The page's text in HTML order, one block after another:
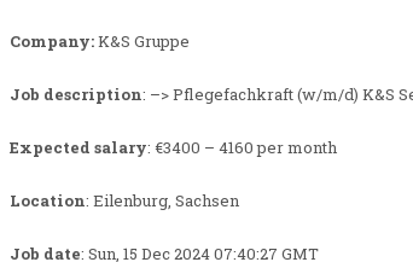
Company:K&S Gruppe
Job description: –> Pflegefachkraft (w/m/d) K&S
Expected salary: €3400 – 4160 per month
Location: Eilenburg, Sachsen
Job date: Sun, 15 Dec 2024 07:40:27 GMT